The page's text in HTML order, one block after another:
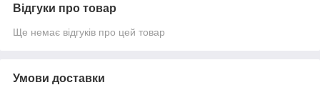
Відгуки про товар
Ще немає відгуків про цей товар
Умови доставки